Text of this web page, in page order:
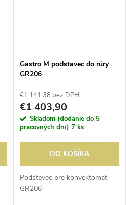
Gastro M podstavec do rúry
GR206
€1 141,38 bez DPH
€1 403,90
Skladom (dodanie do 5
pracovných dní) 7 ks
DO KOŠÍKA
Podstavec pre konvektomat
GR206